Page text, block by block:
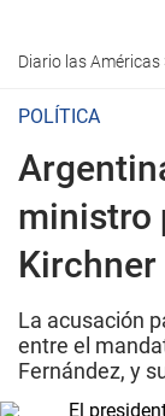
Diario las Américas
POLÍTICA
ministro
Kirchner
La acusación
entre el
Fernández, y